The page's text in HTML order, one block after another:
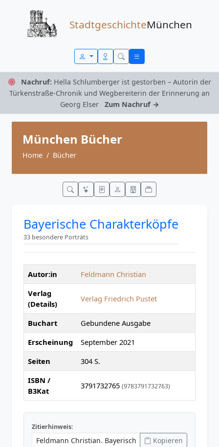
StadtgeschichteMünchen
Nachruf: Hella Schlumberger ist gestorben – Autorin der
Türkenstraße-Chronik und Wegbereiterin der Erinnerung an
Georg Elser
Zum Nachruf →
München Bücher
Home Bücher
Bayerische Charakterköpfe
33 besondere Porträts
Autor:in
Feldmann Christian
Verlag
(Details)
Verlag Friedrich Pustet
Buchart
Gebundene Ausgabe
Erscheinung
September 2021
Seiten
304 S.
ISBN /
B3Kat
3791732765 (9783791732763)
Zitierhinweis:
Kopieren